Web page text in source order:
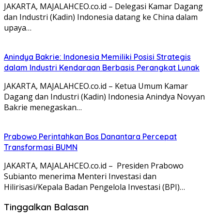
JAKARTA, MAJALAHCEO.co.id – Delegasi Kamar Dagang
dan Industri (Kadin) Indonesia datang ke China dalam
upaya…
Anindya Bakrie: Indonesia Memiliki Posisi Strategis
dalam Industri Kendaraan Berbasis Perangkat Lunak
JAKARTA, MAJALAHCEO.co.id – Ketua Umum Kamar
Dagang dan Industri (Kadin) Indonesia Anindya Novyan
Bakrie menegaskan…
Prabowo Perintahkan Bos Danantara Percepat
Transformasi BUMN
JAKARTA, MAJALAHCEO.co.id – Presiden Prabowo
Subianto menerima Menteri Investasi dan
Hilirisasi/Kepala Badan Pengelola Investasi (BPI)…
Tinggalkan Balasan